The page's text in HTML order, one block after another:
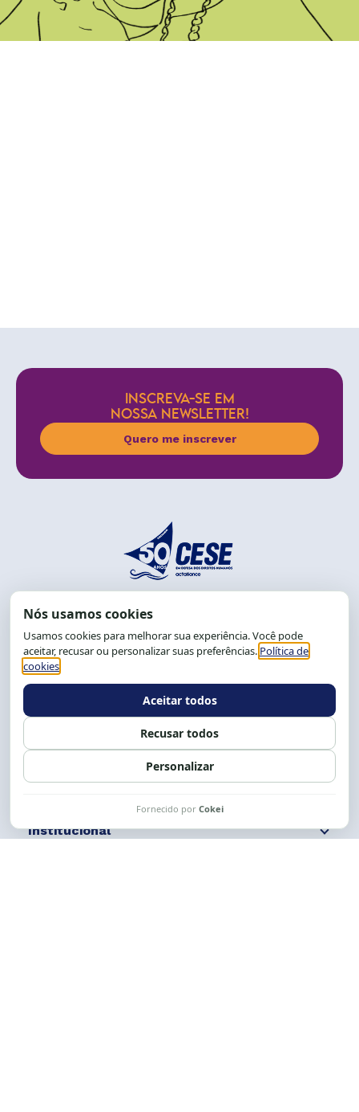
INSCREVA-SE EM
NOSSA NEWSLETTER!
Quero me inscrever
End.: R. da Graça, 150. Graça
CEP: 40.150-055
Salvador-BA, Brasil.
Tel.: (71) 2104-5457, Cel.: (71) 9 9239-2104 ou 2105
Expediente: 8h às 12h e 13 às 17h.
Siga nossas redes Fale conosco
Institucional